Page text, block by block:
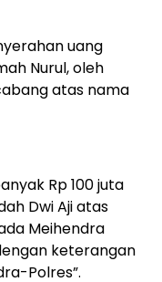
uang
Nurul, oleh
atas nama
Rp 100 juta
Dwi Aji atas
Meihendra
keterangan
Polres”.